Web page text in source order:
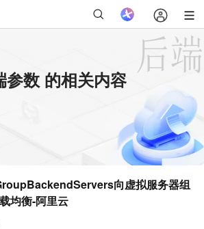
参数 的相关内容
向虚拟服务器组
均衡-阿里云